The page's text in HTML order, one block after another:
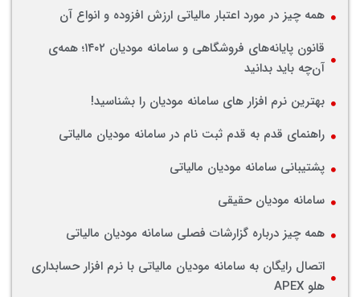
همه چیز در مورد اعتبار مالیاتی ارزش افزوده و انواع آن
قانون پایانه‌های فروشگاهی و سامانه مودیان ۱۴۰۲؛ همه‌ی
آن‌چه باید بدانید
بهترین نرم افزار های سامانه مودیان را بشناسید!
راهنمای قدم به قدم ثبت نام در سامانه مودیان مالیاتی
پشتیبانی سامانه مودیان مالیاتی
سامانه مودیان حقیقی
همه چیز درباره گزارشات فصلی سامانه مودیان مالیاتی
اتصال رایگان به سامانه مودیان مالیاتی با نرم‌ افزار حسابداری
هلو APEX